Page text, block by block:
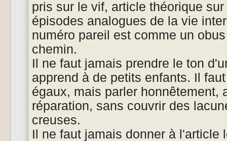
pris sur le vif, article théorique
épisodes analogues de la vie
numéro pareil est comme un
chemin.
Il ne faut jamais prendre le ton
apprend à de petits enfants. Il
égaux, mais parler honnêtement,
réparation, sans couvrir des
creuses.
Il ne faut jamais donner à l'article